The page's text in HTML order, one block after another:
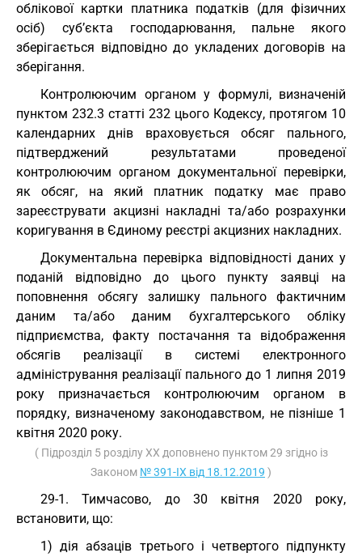
облікової картки платника податків (для фізичних
осіб) суб’єкта господарювання, пальне якого
зберігається відповідно до укладених договорів на
зберігання.
Контролюючим органом у формулі, визначеній
пунктом 232.3 статті 232 цього Кодексу, протягом 10
календарних днів враховується обсяг пального,
підтверджений результатами проведеної
контролюючим органом документальної перевірки,
як обсяг, на який платник податку має право
зареєструвати акцизні накладні та/або розрахунки
коригування в Єдиному реєстрі акцизних накладних.
Документальна перевірка відповідності даних у
поданій відповідно до цього пункту заявці на
поповнення обсягу залишку пального фактичним
даним та/або даним бухгалтерського обліку
підприємства, факту постачання та відображення
обсягів реалізації в системі електронного
адміністрування реалізації пального до 1 липня 2019
року призначається контролюючим органом в
порядку, визначеному законодавством, не пізніше 1
квітня 2020 року.
( Підрозділ 5 розділу XX доповнено пунктом 29 згідно із
Законом № 391-IX від 18.12.2019 )
29-1. Тимчасово, до 30 квітня 2020 року,
встановити, що:
1) дія абзаців третього і четвертого підпункту